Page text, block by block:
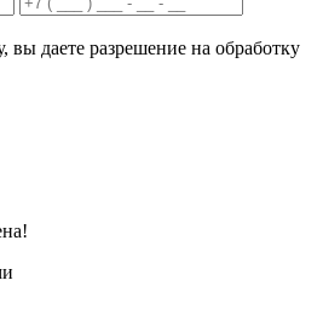
даете разрешение на обработку